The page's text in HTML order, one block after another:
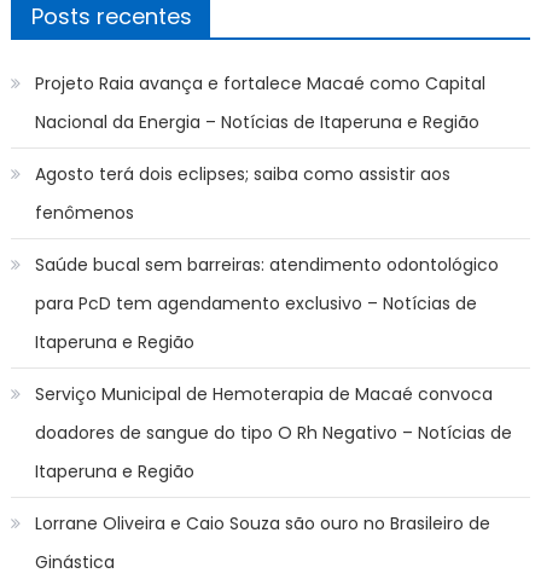
Posts recentes
Projeto Raia avança e fortalece Macaé como Capital
Nacional da Energia – Notícias de Itaperuna e Região
Agosto terá dois eclipses; saiba como assistir aos
fenômenos
Saúde bucal sem barreiras: atendimento odontológico
para PcD tem agendamento exclusivo – Notícias de
Itaperuna e Região
Serviço Municipal de Hemoterapia de Macaé convoca
doadores de sangue do tipo O Rh Negativo – Notícias de
Itaperuna e Região
Lorrane Oliveira e Caio Souza são ouro no Brasileiro de
Ginástica